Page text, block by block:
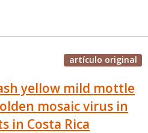
artículo original
yellow mild mottle
mosaic virus in
in Costa Rica